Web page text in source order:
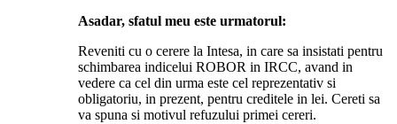
Asadar, sfatul meu este urmatorul:
Reveniti cu o cerere la Intesa, in care sa insistati pentru
schimbarea indicelui ROBOR in IRCC, avand in
vedere ca cel din urma este cel reprezentativ si
obligatoriu, in prezent, pentru creditele in lei. Cereti sa
va spuna si motivul refuzului primei cereri.